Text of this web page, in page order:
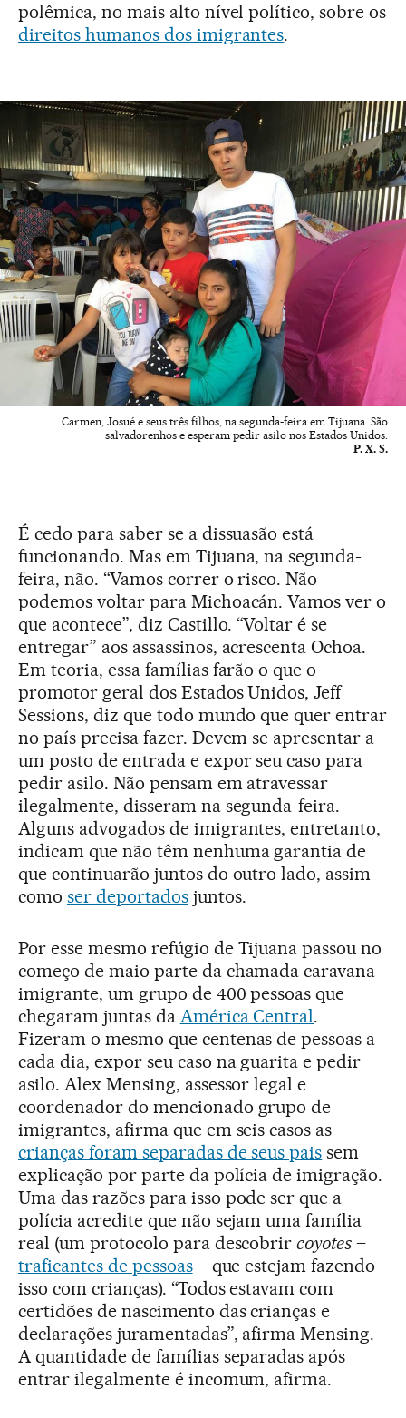
polêmica, no mais alto nível político, sobre os
direitos humanos dos imigrantes.
Carmen, Josué e seus três filhos, na segunda-feira em Tijuana. São
salvadorenhos e esperam pedir asilo nos Estados Unidos.
P. X. S.
É cedo para saber se a dissuasão está
funcionando. Mas em Tijuana, na segunda-
feira, não. “Vamos correr o risco. Não
podemos voltar para Michoacán. Vamos ver o
que acontece”, diz Castillo. “Voltar é se
entregar” aos assassinos, acrescenta Ochoa.
Em teoria, essa famílias farão o que o
promotor geral dos Estados Unidos, Jeff
Sessions, diz que todo mundo que quer entrar
no país precisa fazer. Devem se apresentar a
um posto de entrada e expor seu caso para
pedir asilo. Não pensam em atravessar
ilegalmente, disseram na segunda-feira.
Alguns advogados de imigrantes, entretanto,
indicam que não têm nenhuma garantia de
que continuarão juntos do outro lado, assim
como ser deportadosjuntos.
Por esse mesmo refúgio de Tijuana passou no
começo de maio parte da chamada caravana
imigrante, um grupo de 400 pessoas que
chegaram juntas da América Central.
Fizeram o mesmo que centenas de pessoas a
cada dia, expor seu caso na guarita e pedir
asilo. Alex Mensing, assessor legal e
coordenador do mencionado grupo de
imigrantes, afirma que em seis casos as
crianças foram separadas de seus pais sem
explicação por parte da polícia de imigração.
Uma das razões para isso pode ser que a
polícia acredite que não sejam uma família
real (um protocolo para descobrircoyotes –
traficantes de pessoas– que estejam fazendo
isso com crianças). “Todos estavam com
certidões de nascimento das crianças e
declarações juramentadas”, afirma Mensing.
A quantidade de famílias separadas após
entrar ilegalmente é incomum, afirma.